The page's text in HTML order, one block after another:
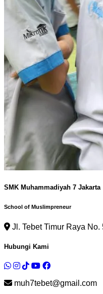
SMK Muhammadiyah 7 Jakarta
School of Muslimpreneur
Jl. Tebet Timur Raya
Hubungi Kami
muh7tebet@gmail.com